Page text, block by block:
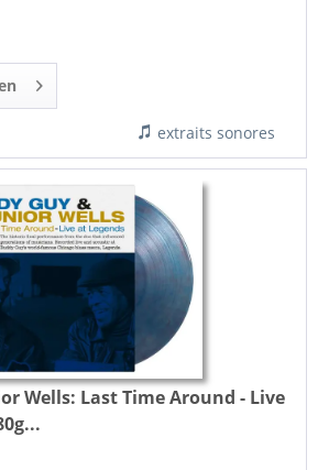
extraits sonores
Wells: Last Time Around - Live